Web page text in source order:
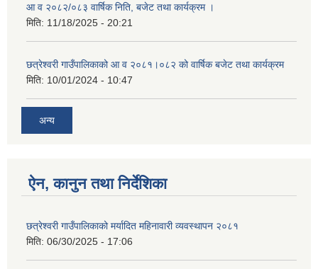
आ व २०८२/०८३ वार्षिक निति, बजेट तथा कार्यक्रम ।
मिति: 11/18/2025 - 20:21
छत्रेश्वरी गाउँपालिकाको आ व २०८१।०८२ को वार्षिक बजेट तथा कार्यक्रम
मिति: 10/01/2024 - 10:47
अन्य
ऐन, कानुन तथा निर्देशिका
छत्रेश्वरी गाउँपालिकाको मर्यादित महिनावारी व्यवस्थापन २०८१
मिति: 06/30/2025 - 17:06